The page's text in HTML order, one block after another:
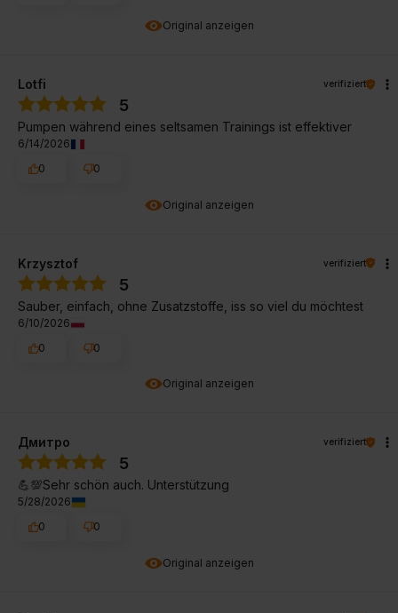
Original anzeigen
Original anzeigen
Lotfi verifiziert
5
Pumpen während eines seltsamen Trainings ist effektiver
6/14/2026
0
0
Original anzeigen
Krzysztof verifiziert
5
Sauber, einfach, ohne Zusatzstoffe, iss so viel du möchtest
6/10/2026
0
0
Original anzeigen
Дмитро verifiziert
5
💪💯Sehr schön auch. Unterstützung
5/28/2026
0
0